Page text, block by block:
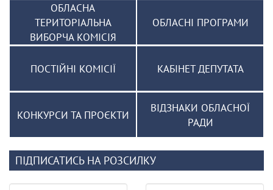
ОБЛАСНА
ТЕРИТОРІАЛЬНА
ВИБОРЧА КОМІСІЯ
ОБЛАСНІ ПРОГРАМИ
ПОСТІЙНІ КОМІСІЇ КАБІНЕТ ДЕПУТАТА
КОНКУРСИ ТА ПРОЄКТИ
ВІДЗНАКИ ОБЛАСНОЇ
РАДИ
ПІДПИСАТИСЬ НА РОЗСИЛКУ